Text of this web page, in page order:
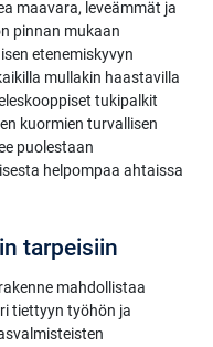
maavara, leveämmät ja
pinnan mukaan
etenemiskyvyn
mullakin haastavilla
tukipalkit
kuormien turvallisen
puolestaan
helpompaa ahtaissa
tarpeisiin
mahdollistaa
tiettyyn työhön ja